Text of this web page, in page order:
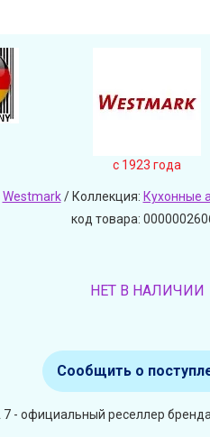
c 1923 года
Westmark/ Коллекция: Кухонные
код товара:
НЕТ В НАЛИЧИИ
Сообщить о
7 - официальный реселлер